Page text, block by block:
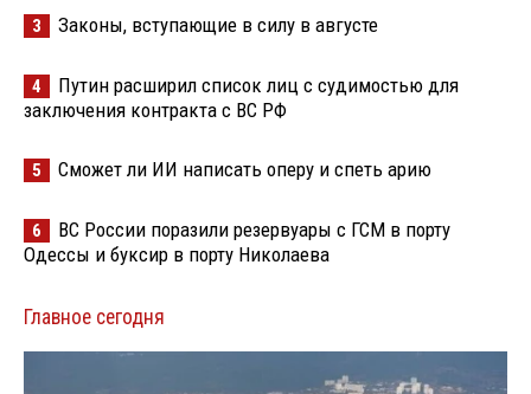
3 Законы, вступающие в силу в августе
4
Путин расширил список лиц с судимостью для
заключения контракта с ВС РФ
5 Сможет ли ИИ написать оперу и спеть арию
6
ВС России поразили резервуары с ГСМ в порту
Одессы и буксир в порту Николаева
Главное сегодня